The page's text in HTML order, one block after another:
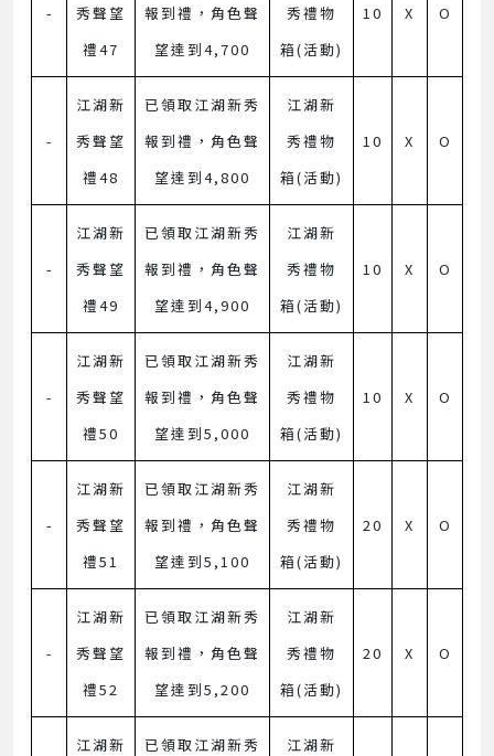
-
秀聲望
禮47
報到禮，角色聲
望達到4,700
秀禮物
箱(活動)
10 X O
-
江湖新
秀聲望
禮48
已領取江湖新秀
報到禮，角色聲
望達到4,800
江湖新
秀禮物
箱(活動)
10 X O
-
江湖新
秀聲望
禮49
已領取江湖新秀
報到禮，角色聲
望達到4,900
江湖新
秀禮物
箱(活動)
10 X O
-
江湖新
秀聲望
禮50
已領取江湖新秀
報到禮，角色聲
望達到5,000
江湖新
秀禮物
箱(活動)
10 X O
-
江湖新
秀聲望
禮51
已領取江湖新秀
報到禮，角色聲
望達到5,100
江湖新
秀禮物
箱(活動)
20 X O
-
江湖新
秀聲望
禮52
已領取江湖新秀
報到禮，角色聲
望達到5,200
江湖新
秀禮物
箱(活動)
20 X O
江湖新
已領取江湖新秀
江湖新